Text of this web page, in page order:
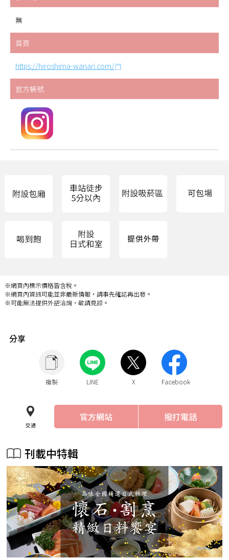
無
首頁
https://hiroshima-wanari.com/
官方帳號
※網頁內標示價格皆含稅。
※網頁內資訊可能並非最新情報，請事先確認再出發。
※可能無法提供外語洽詢，敬請見諒。
分享
複製 LINE X Facebook
交通
官方網站 撥打電話
刊載中特輯